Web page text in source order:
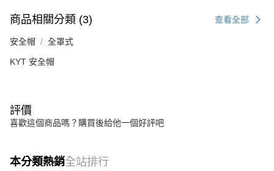
商品相關分類 (3) 查看全部
安全帽 全罩式
KYT 安全帽
評價
喜歡這個商品嗎？購買後給他一個好評吧
本分類熱銷全站排行